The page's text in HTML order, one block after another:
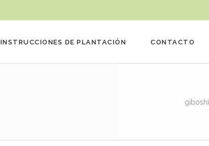
INSTRUCCIONES DE PLANTACIÓN CONTACTO
giboshi